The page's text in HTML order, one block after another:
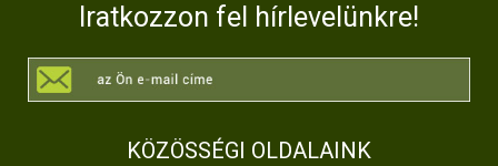
Iratkozzon fel hírlevelünkre!
KÖZÖSSÉGI OLDALAINK